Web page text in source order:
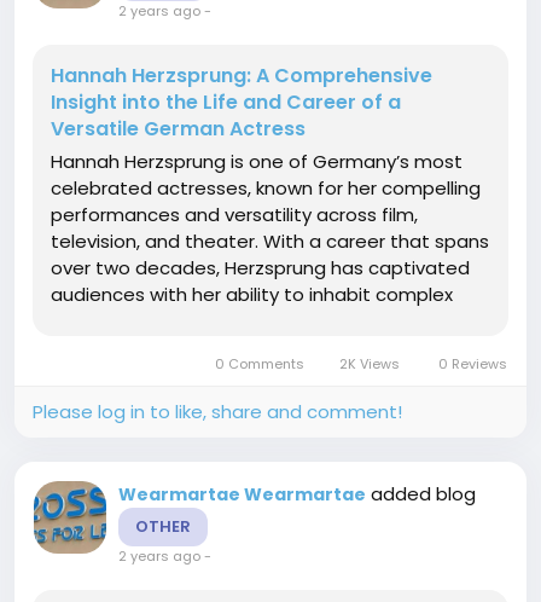
2 years ago-
Hannah Herzsprung: A Comprehensive
Insight into the Life and Career of a
Versatile German Actress
Hannah Herzsprung is one of Germany’s most
celebrated actresses, known for her compelling
performances and versatility across film,
television, and theater. With a career that spans
over two decades, Herzsprung has captivated
audiences with her ability to inhabit complex
her early life, career...0 Comments 2K Views 0 Reviews
Please log in to like, share and comment!
Wearmartae Wearmartae added blog
OTHER
2 years ago-